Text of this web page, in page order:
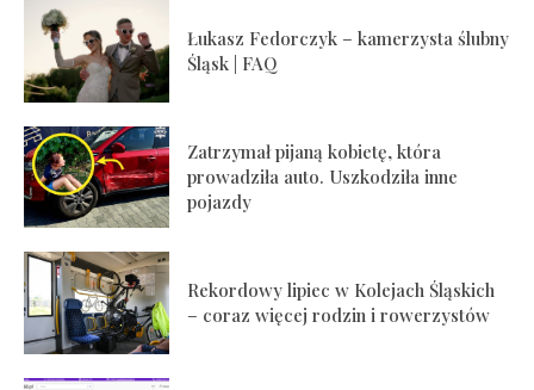
Łukasz Fedorczyk – kamerzysta ślubny
Śląsk | FAQ
Zatrzymał pijaną kobietę, która
prowadziła auto. Uszkodziła inne
pojazdy
Rekordowy lipiec w Kolejach Śląskich
– coraz więcej rodzin i rowerzystów